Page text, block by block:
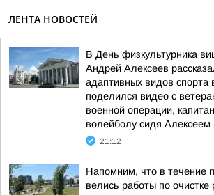
ЛЕНТА НОВОСТЕЙ
В День физкультурника
Андрей Алексеев
адаптивных видов спорта
поделился видео с
военной операции,
волейболу сидя Алексеем
21:12
Напомним, что в течение
велись работы по очистке